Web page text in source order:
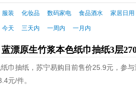
服装 化妆品 数码家电 食品酒水 家居日用
今天 三天内 一周内 一月内
蓝漂原生竹浆本色纸巾抽纸3层
巾抽纸，苏宁易购目前售价25.9元，参
元/件。